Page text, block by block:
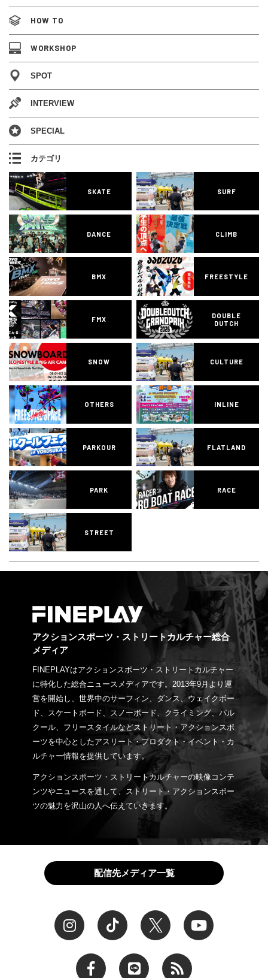
HOW TO
WORKSHOP
SPOT
INTERVIEW
SPECIAL
カテゴリ
SKATE SURF
DANCE CLIMB
BMX FREESTYLE
FMX
DOUBLE
DUTCH
SNOW CULTURE
OTHERS INLINE
PARKOUR FLATLAND
PARK RACE
STREET
アクションスポーツ・ストリートカルチャー総合
メディア
FINEPLAYはアクションスポーツ・ストリートカルチャー
に特化した総合ニュースメディアです。2013年9月より運
営を開始し、世界中のサーフィン、ダンス、ウェイクボー
ド、スケートボード、スノーボード、クライミング、パル
クール、フリースタイルなどストリート・アクションスポ
ーツを中心としたアスリート・プロダクト・イベント・カ
ルチャー情報を提供しています。
アクションスポーツ・ストリートカルチャーの映像コンテ
ンツやニュースを通して、ストリート・アクションスポー
ツの魅力を沢山の人へ伝えていきます。
配信先メディア一覧